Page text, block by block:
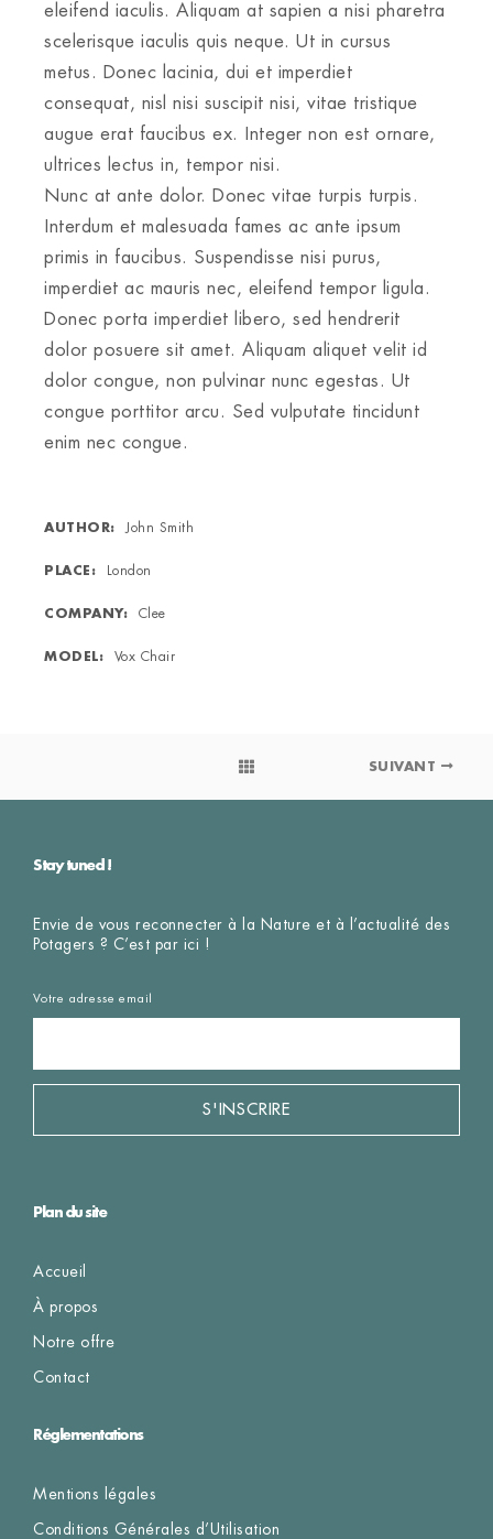
eleifend iaculis. Aliquam at sapien a nisi pharetra
scelerisque iaculis quis neque. Ut in cursus
metus. Donec lacinia, dui et imperdiet
consequat, nisl nisi suscipit nisi, vitae tristique
augue erat faucibus ex. Integer non est ornare,
ultrices lectus in, tempor nisi.
Nunc at ante dolor. Donec vitae turpis turpis.
Interdum et malesuada fames ac ante ipsum
primis in faucibus. Suspendisse nisi purus,
imperdiet ac mauris nec, eleifend tempor ligula.
Donec porta imperdiet libero, sed hendrerit
dolor posuere sit amet. Aliquam aliquet velit id
dolor congue, non pulvinar nunc egestas. Ut
congue porttitor arcu. Sed vulputate tincidunt
enim nec congue.
AUTHOR John Smith
PLACE London
COMPANY Clee
MODEL Vox Chair
SUIVANT
Réglementations
Mentions légales
Conditions Générales d’Utilisation
Plan du site
Accueil
À propos
Notre offre
Contact
Stay tuned !
Envie de vous reconnecter à la Nature et à l’actualité des
Potagers ? C’est par ici !
Votre adresse email
S'INSCRIRE